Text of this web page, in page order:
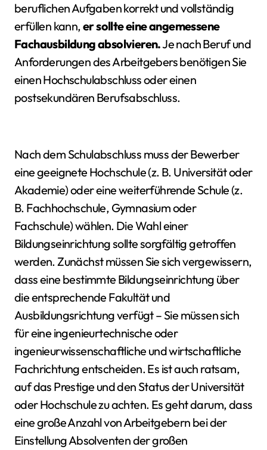
beruflichen Aufgaben korrekt und vollständig
erfüllen kann,er sollte eine angemessene
Fachausbildung absolvieren.Je nach Beruf und
Anforderungen des Arbeitgebers benötigen Sie
einen Hochschulabschluss oder einen
postsekundären Berufsabschluss.
Nach dem Schulabschluss muss der Bewerber
eine geeignete Hochschule (z. B. Universität oder
Akademie) oder eine weiterführende Schule (z.
B. Fachhochschule, Gymnasium oder
Fachschule) wählen. Die Wahl einer
Bildungseinrichtung sollte sorgfältig getroffen
werden. Zunächst müssen Sie sich vergewissern,
dass eine bestimmte Bildungseinrichtung über
die entsprechende Fakultät und
Ausbildungsrichtung verfügt – Sie müssen sich
für eine ingenieurtechnische oder
ingenieurwissenschaftliche und wirtschaftliche
Fachrichtung entscheiden. Es ist auch ratsam,
auf das Prestige und den Status der Universität
oder Hochschule zu achten. Es geht darum, dass
eine große Anzahl von Arbeitgebern bei der
Einstellung Absolventen der großen